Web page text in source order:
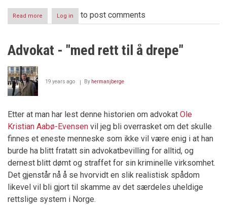
Read more about
Advokat
Aabø-
trusler
Log in to post comments
Advokat - "med rett til å drepe"
19 years ago By hermanjberge
Etter at man har lest denne historien om advokat Ole
Kristian Aabø-Evensen vil jeg bli overrasket om det skulle
finnes et eneste menneske som ikke vil være enig i at han
burde ha blitt fratatt sin advokatbevilling for alltid, og
dernest blitt dømt og straffet for sin kriminelle virksomhet.
Det gjenstår nå å se hvorvidt en slik realistisk spådom
likevel vil bli gjort til skamme av det særdeles uheldige
rettslige system i Norge.